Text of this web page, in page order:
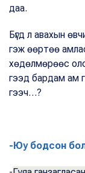
даа.
Бүгд л авахын
гэж өөртөө
хөдөлмөрөөс
гээд бардам ам
гээч…?
-Юу бодсон